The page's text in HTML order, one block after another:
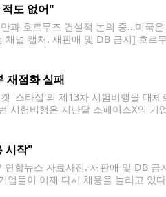
도 없어"
과 호르무즈 건설적 논의 중…미국
널 캡처. 재판매 및 DB 금지] 호르
재점화 실패
'스타십'의 제13차 시험비행을 대
시험비행은 지난달 스페이스X의 기
시작"
합뉴스 자료사진. 재판매 및 DB
들이 이제 다시 채용을 늘리고 있